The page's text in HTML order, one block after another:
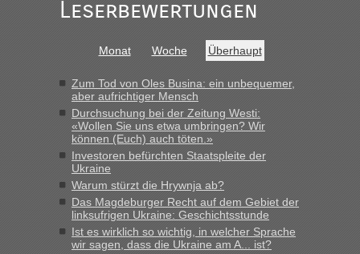
Leserbewertungen
Monat Woche Überhaupt
Zum Tod von Oles Busina: ein unbequemer,
aber aufrichtiger Mensch
Durchsuchung bei der Zeitung Westi:
«Wollen Sie uns etwa umbringen? Wir
können (Euch) auch töten.»
Investoren befürchten Staatspleite der
Ukraine
Warum stürzt die Hrywnja ab?
Das Magdeburger Recht auf dem Gebiet der
linksufrigen Ukraine: Geschichtsstunde
Ist es wirklich so wichtig, in welcher Sprache
wir sagen, dass die Ukraine am A... ist?